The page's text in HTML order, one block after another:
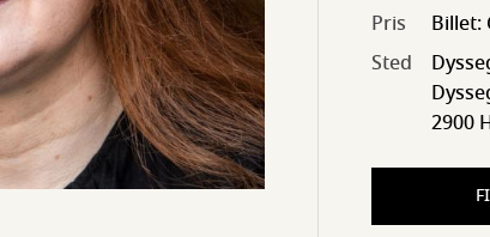
Pris
Billet:
Sted
2900